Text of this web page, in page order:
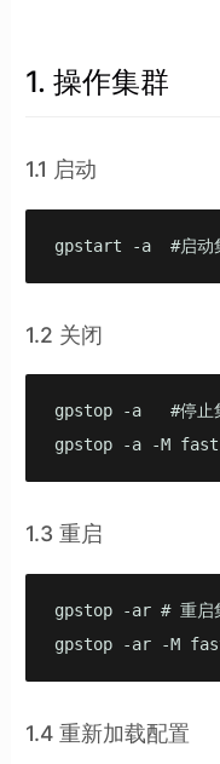
1. 操作集群
1.1 启动
gpstart -a  #启动
1.2 关闭
gpstop -a   #停止集
gpstop -a -M fast
1.3 重启
gpstop -ar # 重启集
gpstop -ar -M fast
1.4 重新加载配置